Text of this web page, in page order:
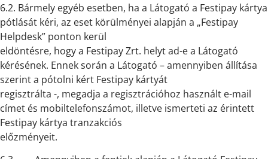
6.2. Bármely egyéb esetben, ha a Látogató a Festipay kártya
pótlását kéri, az eset körülményei alapján a „Festipay
Helpdesk” ponton kerül
eldöntésre, hogy a Festipay Zrt. helyt ad-e a Látogató
kérésének. Ennek során a Látogató – amennyiben állítása
szerint a pótolni kért Festipay kártyát
regisztrálta -, megadja a regisztrációhoz használt e-mail
címet és mobiltelefonszámot, illetve ismerteti az érintett
Festipay kártya tranzakciós
előzményeit.